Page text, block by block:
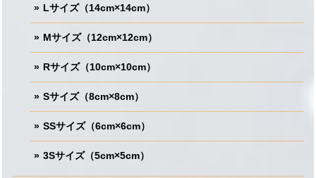
Lサイズ（14cm×14cm）
Mサイズ（12cm×12cm）
Rサイズ（10cm×10cm）
Sサイズ（8cm×8cm）
SSサイズ（6cm×6cm）
3Sサイズ（5cm×5cm）